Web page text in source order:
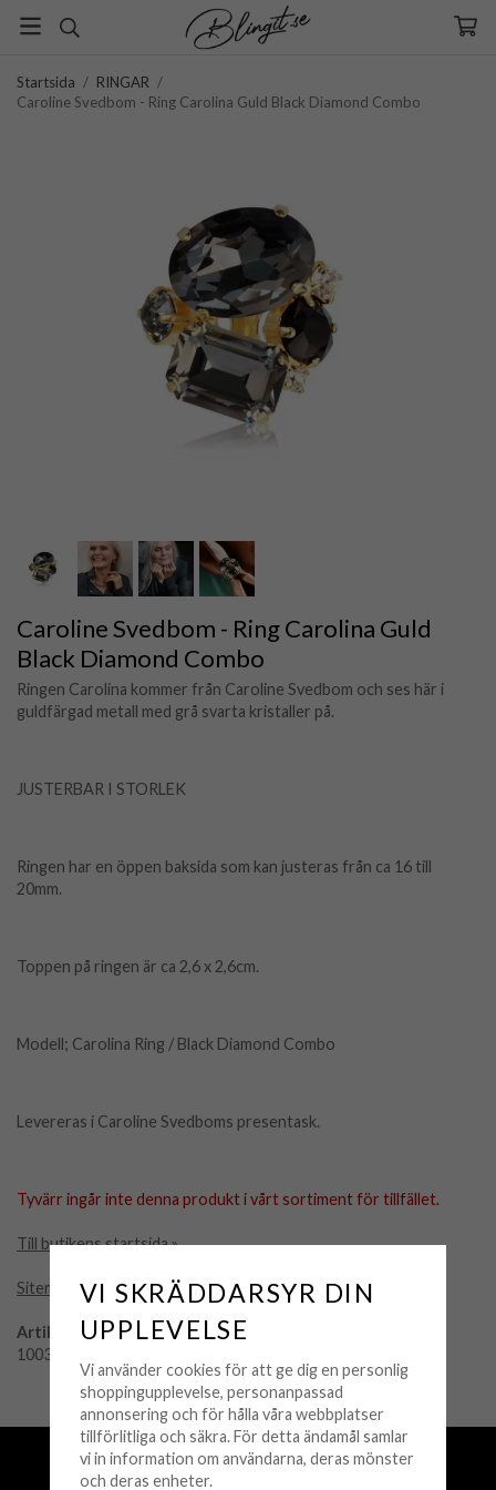
Startsida / RINGAR /
Caroline Svedbom - Ring Carolina Guld Black Diamond Combo
Caroline Svedbom - Ring Carolina Guld
Black Diamond Combo
Ringen Carolina kommer från Caroline Svedbom och ses här i
guldfärgad metall med grå svarta kristaller på.
JUSTERBAR I STORLEK
Ringen har en öppen baksida som kan justeras från ca 16 till
20mm.
Toppen på ringen är ca 2,6 x 2,6cm.
Modell; Carolina Ring / Black Diamond Combo
Levereras i Caroline Svedboms presentask.
Tyvärr ingår inte denna produkt i vårt sortiment för tillfället.
Till butikens startsida »
Sitemap »
Artikelnummer:
100315121101
Fri frakt över 500 kr
Snabba leveranser (1-3 vardagar)
VI SKRÄDDARSYR DIN
UPPLEVELSE
Vi använder cookies för att ge dig en personlig
shoppingupplevelse, personanpassad
annonsering och för hålla våra webbplatser
tillförlitliga och säkra. För detta ändamål samlar
vi in information om användarna, deras mönster
och deras enheter.